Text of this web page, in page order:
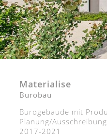
Materialise
Bürobau
Bürogebäude mit
Planung/
2017-2021